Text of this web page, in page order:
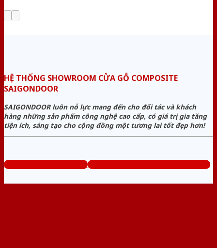
HỆ THỐNG SHOWROOM CỬA GỖ COMPOSITE
SAIGONDOOR
SAIGONDOOR luôn nỗ lực mang đến cho đối tác và khách
hàng những sản phẩm công nghệ cao cấp, có giá trị gia tăng
tiện ích, sáng tạo cho cộng đồng một tương lai tốt đẹp hơn!
www.cuagocomposite.org Tổng đài tư vấn miễn phí: 0824.400.400